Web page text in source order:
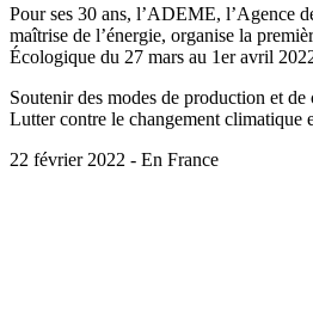
Pour ses 30 ans, l’ADEME, l’Agence
maîtrise de l’énergie, organise la
Écologique du 27 mars au 1er avril
Soutenir des modes de production et
Lutter contre le changement climatique
22 février 2022 - En France